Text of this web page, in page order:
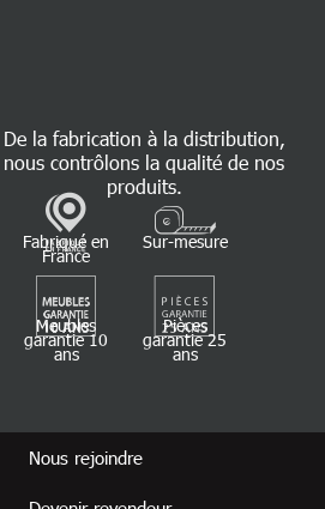
De la fabrication à la distribution,
nous contrôlons la qualité de nos
produits.
Fabriqué en
France
Sur-mesure
Meubles
garantie 10
ans
Pièces
garantie 25
ans
Nous rejoindre